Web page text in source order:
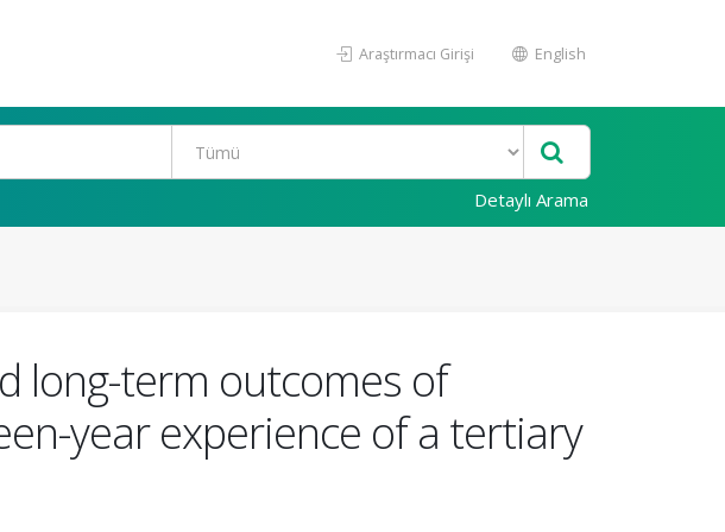
Araştırmacı Girişi English
Detaylı Arama
long-term outcomes of
year experience of a tertiary